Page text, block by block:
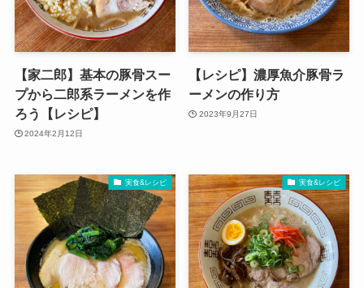
【家二郎】基本の豚骨スー
プから二郎系ラーメンを作
ろう【レシピ】
2024年2月12日
【レシピ】濃厚魚介豚骨ラ
ーメンの作り方
2023年9月27日
実食&レシピ 実食&レシピ